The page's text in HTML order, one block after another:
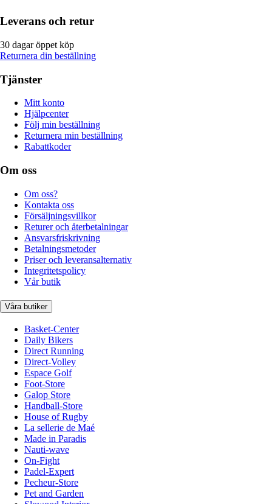
Leverans och retur
30 dagar öppet köp
Returnera din beställning
Tjänster
Mitt konto
Hjälpcenter
Följ min beställning
Returnera min beställning
Rabattkoder
Om oss
Om oss?
Kontakta oss
Försäljningsvillkor
Returer och återbetalningar
Ansvarsfriskrivning
Betalningsmetoder
Priser och leveransalternativ
Integritetspolicy
Vår butik
Våra butiker
Basket-Center
Daily Bikers
Direct Running
Direct-Volley
Espace Golf
Foot-Store
Galop Store
Handball-Store
House of Rugby
La sellerie de Maé
Made in Paradis
Nauti-wave
On-Fight
Padel-Expert
Pecheur-Store
Pet and Garden